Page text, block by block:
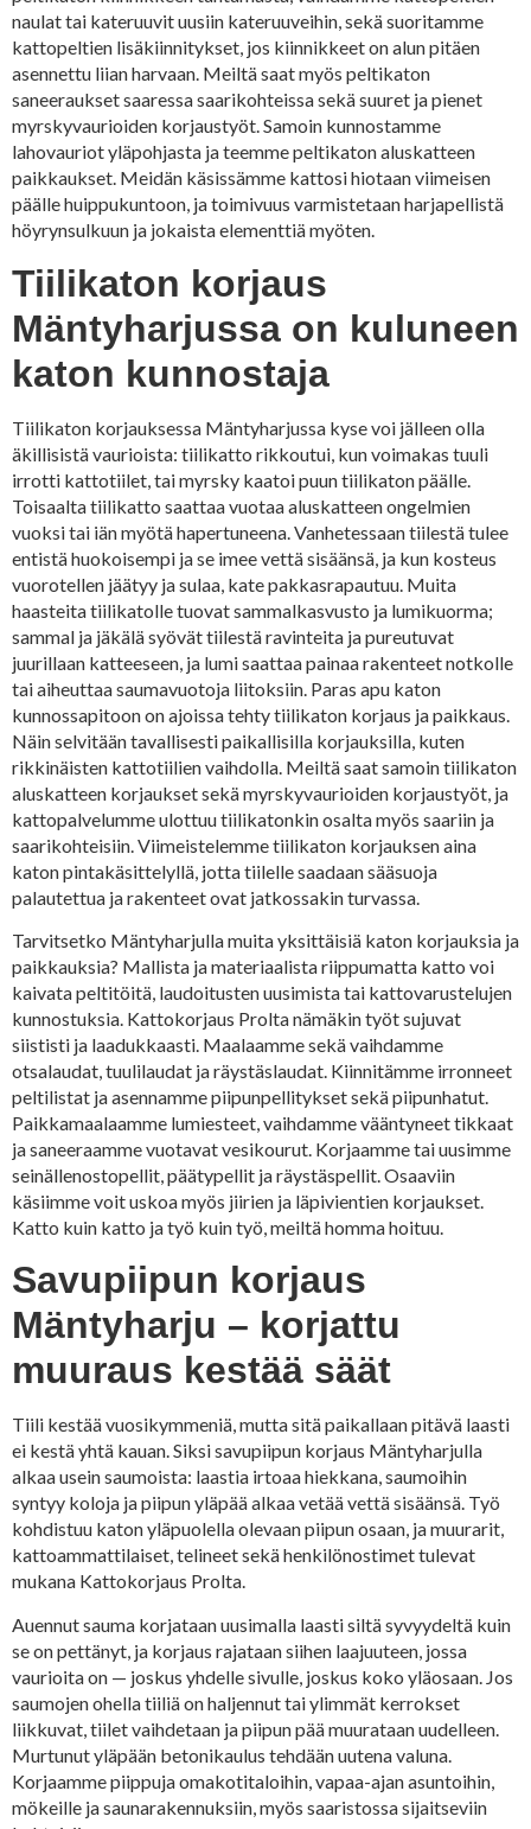
naulat tai kateruuvit uusiin kateruuveihin, sekä suoritamme
kattopeltien lisäkiinnitykset, jos kiinnikkeet on alun pitäen
asennettu liian harvaan. Meiltä saat myös peltikaton
saneeraukset saaressa saarikohteissa sekä suuret ja pienet
myrskyvaurioiden korjaustyöt. Samoin kunnostamme
lahovauriot yläpohjasta ja teemme peltikaton aluskatteen
paikkaukset. Meidän käsissämme kattosi hiotaan viimeisen
päälle huippukuntoon, ja toimivuus varmistetaan harjapellistä
höyrynsulkuun ja jokaista elementtiä myöten.
Tiilikaton korjaus
Mäntyharjussa on kuluneen
katon kunnostaja
Tiilikaton korjauksessa Mäntyharjussa kyse voi jälleen olla
äkillisistä vaurioista: tiilikatto rikkoutui, kun voimakas tuuli
irrotti kattotiilet, tai myrsky kaatoi puun tiilikaton päälle.
Toisaalta tiilikatto saattaa vuotaa aluskatteen ongelmien
vuoksi tai iän myötä hapertuneena. Vanhetessaan tiilestä tulee
entistä huokoisempi ja se imee vettä sisäänsä, ja kun kosteus
vuorotellen jäätyy ja sulaa, kate pakkasrapautuu. Muita
haasteita tiilikatolle tuovat sammalkasvusto ja lumikuorma;
sammal ja jäkälä syövät tiilestä ravinteita ja pureutuvat
juurillaan katteeseen, ja lumi saattaa painaa rakenteet notkolle
tai aiheuttaa saumavuotoja liitoksiin. Paras apu katon
kunnossapitoon on ajoissa tehty tiilikaton korjaus ja paikkaus.
Näin selvitään tavallisesti paikallisilla korjauksilla, kuten
rikkinäisten kattotiilien vaihdolla. Meiltä saat samoin tiilikaton
aluskatteen korjaukset sekä myrskyvaurioiden korjaustyöt, ja
kattopalvelumme ulottuu tiilikatonkin osalta myös saariin ja
saarikohteisiin. Viimeistelemme tiilikaton korjauksen aina
katon pintakäsittelyllä, jotta tiilelle saadaan sääsuoja
palautettua ja rakenteet ovat jatkossakin turvassa.
Tarvitsetko Mäntyharjulla muita yksittäisiä katon korjauksia ja
paikkauksia? Mallista ja materiaalista riippumatta katto voi
kaivata peltitöitä, laudoitusten uusimista tai kattovarustelujen
kunnostuksia. Kattokorjaus Prolta nämäkin työt sujuvat
siististi ja laadukkaasti. Maalaamme sekä vaihdamme
otsalaudat, tuulilaudat ja räystäslaudat. Kiinnitämme irronneet
peltilistat ja asennamme piipunpellitykset sekä piipunhatut.
Paikkamaalaamme lumiesteet, vaihdamme vääntyneet tikkaat
ja saneeraamme vuotavat vesikourut. Korjaamme tai uusimme
seinällenostopellit, päätypellit ja räystäspellit. Osaaviin
käsiimme voit uskoa myös jiirien ja läpivientien korjaukset.
Katto kuin katto ja työ kuin työ, meiltä homma hoituu.
Savupiipun korjaus
Mäntyharju – korjattu
muuraus kestää säät
Tiili kestää vuosikymmeniä, mutta sitä paikallaan pitävä laasti
ei kestä yhtä kauan. Siksi savupiipun korjaus Mäntyharjulla
alkaa usein saumoista: laastia irtoaa hiekkana, saumoihin
syntyy koloja ja piipun yläpää alkaa vetää vettä sisäänsä. Työ
kohdistuu katon yläpuolella olevaan piipun osaan, ja muurarit,
kattoammattilaiset, telineet sekä henkilönostimet tulevat
mukana Kattokorjaus Prolta.
Auennut sauma korjataan uusimalla laasti siltä syvyydeltä kuin
se on pettänyt, ja korjaus rajataan siihen laajuuteen, jossa
vaurioita on — joskus yhdelle sivulle, joskus koko yläosaan. Jos
saumojen ohella tiiliä on haljennut tai ylimmät kerrokset
liikkuvat, tiilet vaihdetaan ja piipun pää muurataan uudelleen.
Murtunut yläpään betonikaulus tehdään uutena valuna.
Korjaamme piippuja omakotitaloihin, vapaa-ajan asuntoihin,
mökeille ja saunarakennuksiin, myös saaristossa sijaitseviin